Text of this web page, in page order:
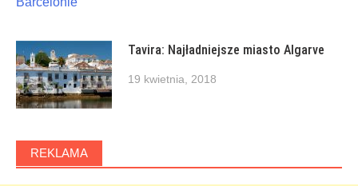
Tavira: Najładniejsze miasto Algarve
19 kwietnia, 2018
REKLAMA